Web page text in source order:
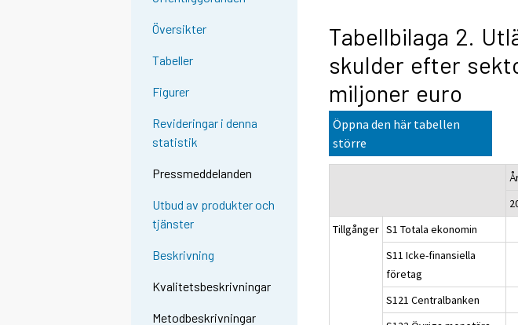
Översikter
Tabeller
Figurer
Revideringar i denna
statistik
Pressmeddelanden
Utbud av produkter och
tjänster
Beskrivning
Kvalitetsbeskrivningar
Metodbeskrivningar
Tabellbilaga 2.
skulder efter
miljoner euro
Öppna den här tabellen
större
Tillgånger S1 Totala ekonomin
S11 Icke-finansiella
företag
S121 Centralbanken